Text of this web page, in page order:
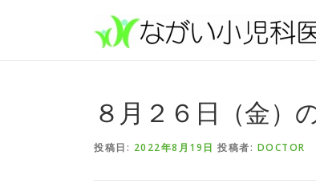
８月２６日（金）
投稿日: 2022年8月19日 投稿者: DOCTOR